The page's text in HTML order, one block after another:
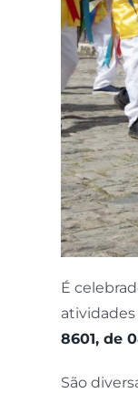
É
8601, de
São